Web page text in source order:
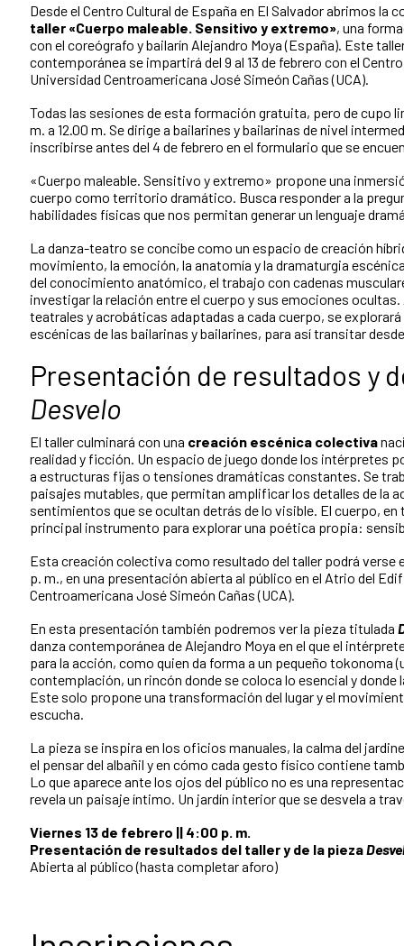
Desde el Centro Cultural de España en El Salvador abrimos la
taller «Cuerpo maleable. Sensitivo y extremo», una
con el coreógrafo y bailarín Alejandro Moya (España). Este
contemporánea se impartirá del 9 al 13 de febrero con el
Universidad Centroamericana José Simeón Cañas (UCA).
Todas las sesiones de esta formación gratuita, pero de cupo
m. a 12.00 m. Se dirige a bailarines y bailarinas de nivel
inscribirse antes del 4 de febrero en el formulario que se
«Cuerpo maleable. Sensitivo y extremo» propone una
cuerpo como territorio dramático. Busca responder a la
habilidades físicas que nos permitan generar un lenguaje
La danza-teatro se concibe como un espacio de creación
movimiento, la emoción, la anatomía y la dramaturgia
del conocimiento anatómico, el trabajo con cadenas
investigar la relación entre el cuerpo y sus emociones
teatrales y acrobáticas adaptadas a cada cuerpo, se
escénicas de las bailarinas y bailarines, para así transitar
Presentación de resultados y
Desvelo
El taller culminará con una creación escénica colectiva
realidad y ficción. Un espacio de juego donde los intérpretes
a estructuras fijas o tensiones dramáticas constantes. Se
paisajes mutables, que permitan amplificar los detalles de la
sentimientos que se ocultan detrás de lo visible. El cuerpo,
principal instrumento para explorar una poética propia:
Esta creación colectiva como resultado del taller podrá verse
p. m., en una presentación abierta al público en el Atrio del
Centroamericana José Simeón Cañas (UCA).
En esta presentación también podremos ver la pieza titulada
danza contemporánea de Alejandro Moya en el que el
para la acción, como quien da forma a un pequeño tokonoma
contemplación, un rincón donde se coloca lo esencial y donde
Este solo propone una transformación del lugar y el
escucha.
La pieza se inspira en los oficios manuales, la calma del
el pensar del albañil y en cómo cada gesto físico contiene
Lo que aparece ante los ojos del público no es una
revela un paisaje íntimo. Un jardín interior que se desvela a
Viernes 13 de febrero || 4:00 p. m.
Presentación de resultados del taller y de la pieza
Abierta al público (hasta completar aforo)